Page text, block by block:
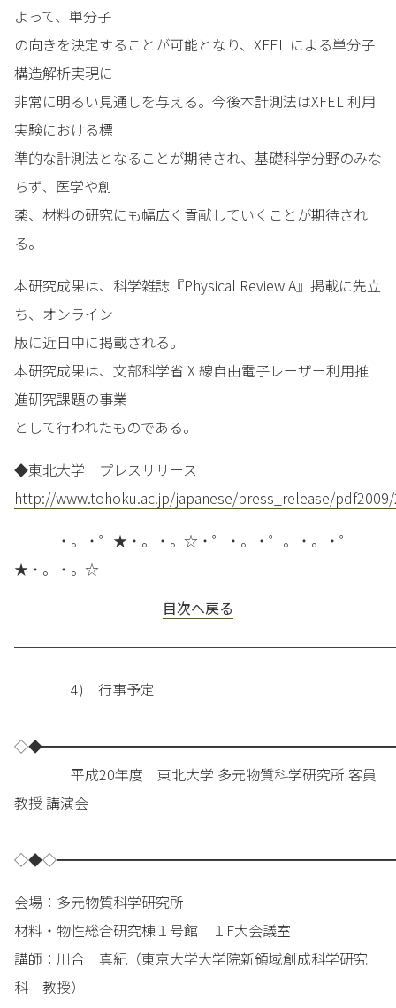
よって、単分子
の向きを決定することが可能となり、XFEL による単分子
構造解析実現に
非常に明るい見通しを与える。今後本計測法はXFEL 利用
実験における標
準的な計測法となることが期待され、基礎科学分野のみな
らず、医学や創
薬、材料の研究にも幅広く貢献していくことが期待され
る。
本研究成果は、科学雑誌『Physical Review A』掲載に先立
ち、オンライン
版に近日中に掲載される。
本研究成果は、文部科学省 X 線自由電子レーザー利用推
進研究課題の事業
として行われたものである。
◆東北大学 プレスリリース
http://www.tohoku.ac.jp/japanese/press_release/
・。・゜★・。・。☆・゜・。・゜。・。・゜
★・。・。☆
目次へ戻る
4) 行事予定
平成20年度 東北大学 多元物質科学研究所 客員
教授 講演会
会場：多元物質科学研究所
材料・物性総合研究棟１号館 １F大会議室
講師：川合 真紀（東京大学大学院新領域創成科学研究
科 教授）